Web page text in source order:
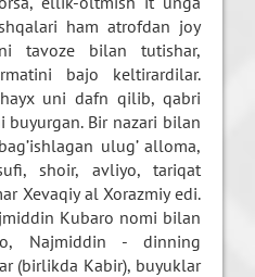
ham atrofdan joy
tavoze bilan tutishar,
bajo keltirardilar.
uni dafn qilib, qabri
buyurgan. Bir nazari bilan
ulug’ alloma,
shoir, avliyo, tariqat
Xevaqiy al Xorazmiy edi.
Kubaro nomi bilan
Najmiddin - dinning
(birlikda Kabir), buyuklar